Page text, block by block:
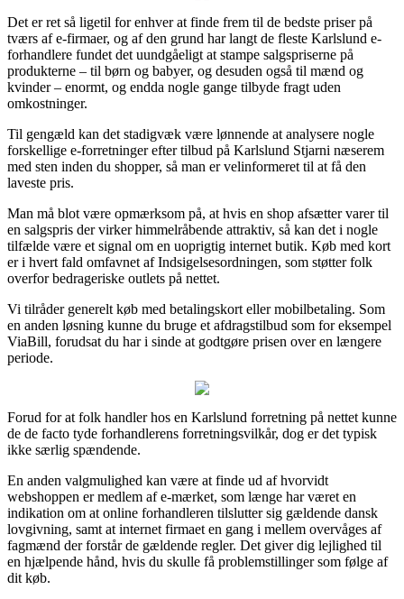
Det er ret så ligetil for enhver at finde frem til de bedste priser på
tværs af e-firmaer, og af den grund har langt de fleste Karlslund e-
forhandlere fundet det uundgåeligt at stampe salgspriserne på
produkterne – til børn og babyer, og desuden også til mænd og
kvinder – enormt, og endda nogle gange tilbyde fragt uden
omkostninger.
Til gengæld kan det stadigvæk være lønnende at analysere nogle
forskellige e-forretninger efter tilbud på Karlslund Stjarni næserem
med sten inden du shopper, så man er velinformeret til at få den
laveste pris.
Man må blot være opmærksom på, at hvis en shop afsætter varer til
en salgspris der virker himmelråbende attraktiv, så kan det i nogle
tilfælde være et signal om en uoprigtig internet butik. Køb med kort
er i hvert fald omfavnet af Indsigelsesordningen, som støtter folk
overfor bedrageriske outlets på nettet.
Vi tilråder generelt køb med betalingskort eller mobilbetaling. Som
en anden løsning kunne du bruge et afdragstilbud som for eksempel
ViaBill, forudsat du har i sinde at godtgøre prisen over en længere
periode.
Forud for at folk handler hos en Karlslund forretning på nettet kunne
de de facto tyde forhandlerens forretningsvilkår, dog er det typisk
ikke særlig spændende.
En anden valgmulighed kan være at finde ud af hvorvidt
webshoppen er medlem af e-mærket, som længe har været en
indikation om at online forhandleren tilslutter sig gældende dansk
lovgivning, samt at internet firmaet en gang i mellem overvåges af
fagmænd der forstår de gældende regler. Det giver dig lejlighed til
en hjælpende hånd, hvis du skulle få problemstillinger som følge af
dit køb.